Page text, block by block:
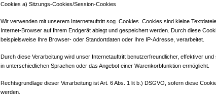
Cookies a) Sitzungs-Cookies/Session-Cookies
Wir verwenden mit unserem Internetauftritt sog. Cookies. Cookies sind kleine
Internet-Browser auf Ihrem Endgerät ablegt und gespeichert werden. Durch diese
beispielsweise Ihre Browser- oder Standortdaten oder Ihre IP-Adresse, verarbeitet.
Durch diese Verarbeitung wird unser Internetauftritt benutzerfreundlicher, effektiver
in unterschiedlichen Sprachen oder das Angebot einer Warenkorbfunktion ermöglicht.
Rechtsgrundlage dieser Verarbeitung ist Art. 6 Abs. 1 lit b.) DSGVO, sofern diese
werden.